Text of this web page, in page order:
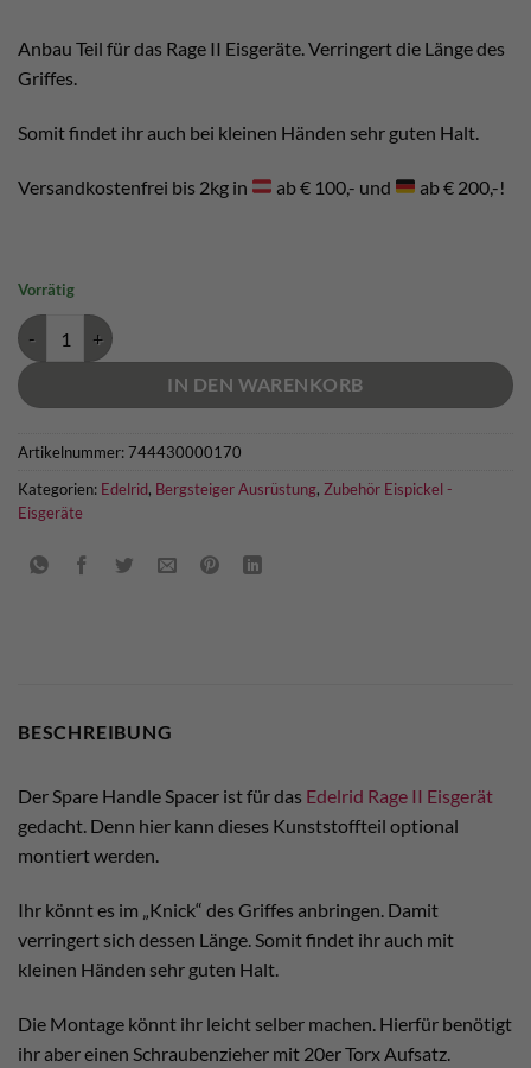
Anbau Teil für das Rage II Eisgeräte. Verringert die Länge des
Griffes.
Somit findet ihr auch bei kleinen Händen sehr guten Halt.
Versandkostenfrei bis 2kg in ab € 100,- und ab € 200,-!
Vorrätig
Edelrid Spare Rage II Handle Spacer Menge
IN DEN WARENKORB
Artikelnummer:744430000170
Kategorien: Edelrid, Bergsteiger Ausrüstung, Zubehör Eispickel -
Eisgeräte
BESCHREIBUNG
Der Spare Handle Spacer ist für das Edelrid Rage II Eisgerät
gedacht. Denn hier kann dieses Kunststoffteil optional
montiert werden.
Ihr könnt es im „Knick“ des Griffes anbringen. Damit
verringert sich dessen Länge. Somit findet ihr auch mit
kleinen Händen sehr guten Halt.
Die Montage könnt ihr leicht selber machen. Hierfür benötigt
ihr aber einen Schraubenzieher mit 20er Torx Aufsatz.